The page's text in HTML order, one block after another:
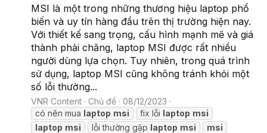
MSI là một trong những thương hiệu laptop phổ
biến và uy tín hàng đầu trên thị trường hiện nay.
Với thiết kế sang trọng, cấu hình mạnh mẽ và giá
thành phải chăng, laptop MSI được rất nhiều
người dùng lựa chọn. Tuy nhiên, trong quá trình
sử dụng, laptop MSI cũng không tránh khỏi một
số lỗi thường...
VNR Content Chủ đề
08/12/2023
có nên mua laptop msi fix lỗi laptop msi
laptop msi lỗi thường gặp laptop msi
msi